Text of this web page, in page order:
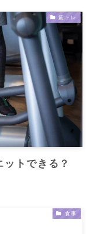
筋トレ
トできる？
食事